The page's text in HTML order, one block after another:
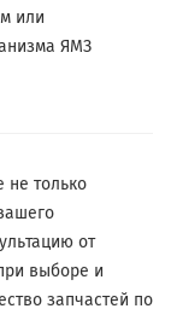
или
ЯМЗ
только
от
выборе и
запчастей по